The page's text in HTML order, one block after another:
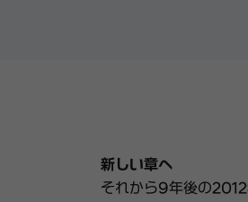
新しい章へ
それから9年後の